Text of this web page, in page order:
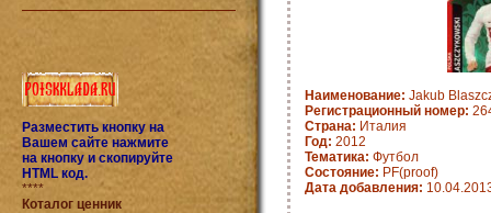
Разместить кнопку на
Вашем сайте нажмите
на кнопку и скопируйте
HTML код.
****
Коталог ценник
Наименование: Jakub
Регистрационный номер:
Страна: Италия
Год: 2012
Тематика: Футбол
Состояние: PF(proof)
Дата добавления: